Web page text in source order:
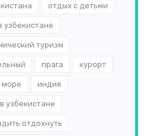
отдых с детьми
узбекистане
туризм
прага курорт
море индия
узбекистане
отдохнуть